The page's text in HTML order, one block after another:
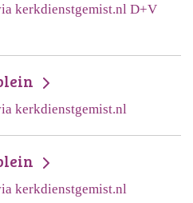
kerkdienstgemist.nl D+V
kerkdienstgemist.nl
kerkdienstgemist.nl